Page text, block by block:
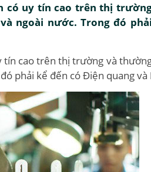
có uy tín cao trên thị
ngoài nước. Trong đó
tín cao trên thị trường và
phải kể đến có Điện quang và